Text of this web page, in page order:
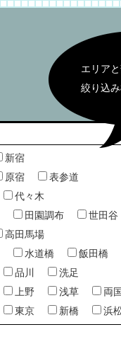
新宿
原宿
表参道
代々木
田園調布
世田谷
高田馬場
水道橋
飯田橋
品川
洗足
上野 浅草 両国
東京 新橋 浜
エリア
絞り込み